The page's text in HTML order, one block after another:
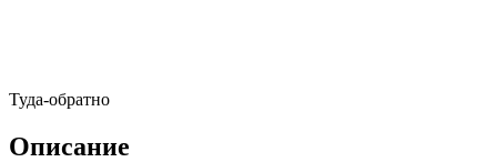
Туда-обратно
Описание